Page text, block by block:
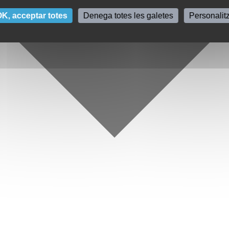
acceptar totes Denega totes les galetes